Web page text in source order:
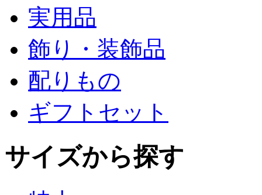
実用品
飾り・装飾品
配りもの
ギフトセット
サイズから探す